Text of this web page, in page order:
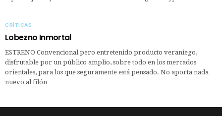
CRÍTICAS
Lobezno Inmortal
ESTRENO Convencional pero entretenido producto veraniego,
disfrutable por un público amplio, sobre todo en los mercados
orientales, para los que seguramente está pensado. No aporta nada
nuevo al filón…